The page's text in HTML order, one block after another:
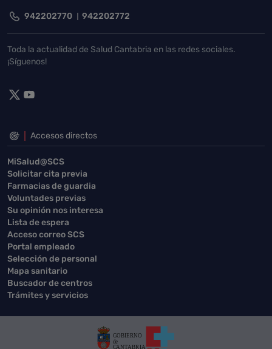
942202770 942202772
Toda la actualidad de Salud Cantabria en las redes sociales.
¡Síguenos!
Accesos directos
MiSalud@SCS
Solicitar cita previa
Farmacias de guardia
Voluntades previas
Su opinión nos interesa
Lista de espera
Acceso correo SCS
Portal empleado
Selección de personal
Mapa sanitario
Buscador de centros
Trámites y servicios